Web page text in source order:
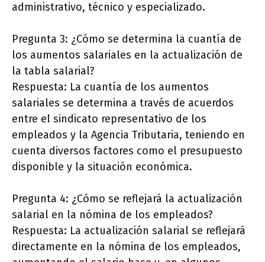
administrativo, técnico y especializado.
Pregunta 3: ¿Cómo se determina la cuantía de
los aumentos salariales en la actualización de
la tabla salarial?
Respuesta: La cuantía de los aumentos
salariales se determina a través de acuerdos
entre el sindicato representativo de los
empleados y la Agencia Tributaria, teniendo en
cuenta diversos factores como el presupuesto
disponible y la situación económica.
Pregunta 4: ¿Cómo se reflejará la actualización
salarial en la nómina de los empleados?
Respuesta: La actualización salarial se reflejará
directamente en la nómina de los empleados,